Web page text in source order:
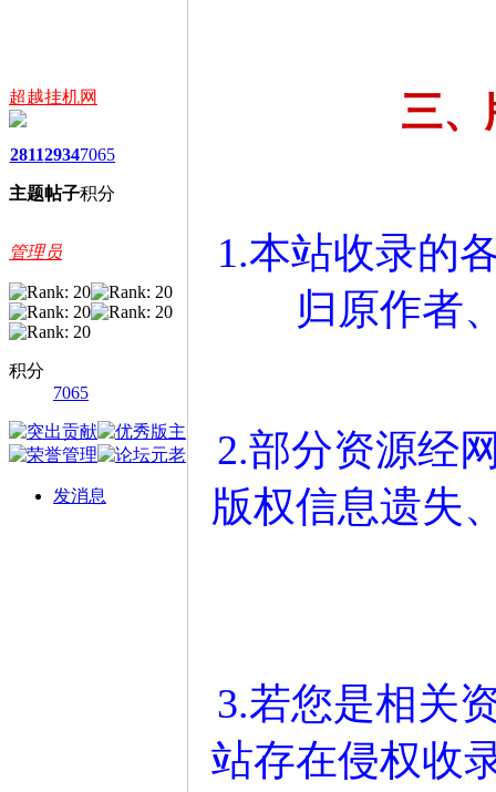
超越挂机网
2811
主题
2934
帖子
7065
积分
管理员
积分
7065
发消息
三
1.本站收录的
归原作者
2.部分资源经
版权信息遗失
3.若您是相关
站存在侵权收